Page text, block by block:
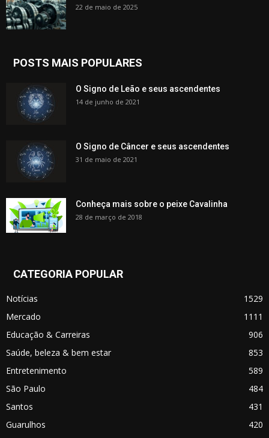
22 de maio de 2025
POSTS MAIS POPULARES
O Signo de Leão e seus ascendentes
14 de junho de 2021
O Signo de Câncer e seus ascendentes
31 de maio de 2021
Conheça mais sobre o peixe Cavalinha
28 de março de 2018
CATEGORIA POPULAR
Notícias
1529
Mercado
1111
Educação & Carreiras
906
Saúde, beleza & bem estar
853
Entretenimento
589
São Paulo
484
Santos
431
Guarulhos
420